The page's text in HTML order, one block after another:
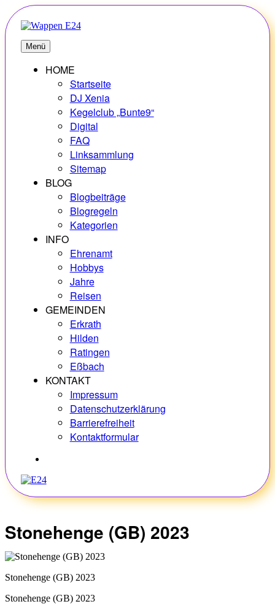
Zum
Inhalt
springen
E24
Erlebnisse – Hobbys – Vielfalt
Menü
HOME
Startseite
DJ Xenia
Kegelclub „Bunte9“
Digital
FAQ
Linksammlung
Sitemap
BLOG
Blogbeiträge
Blogregeln
Kategorien
INFO
Ehrenamt
Hobbys
Jahre
Reisen
GEMEINDEN
Erkrath
Hilden
Ratingen
Eßbach
KONTAKT
Impressum
Datenschutzerklärung
Barrierefreiheit
Kontaktformular
Stonehenge (GB) 2023
Stonehenge (GB) 2023
Stonehenge (GB) 2023